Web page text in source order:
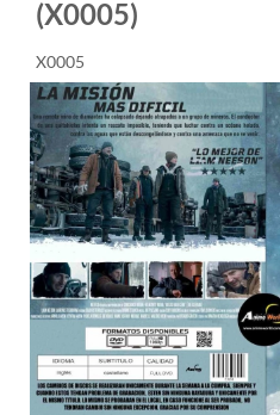
(X0005)
X0005